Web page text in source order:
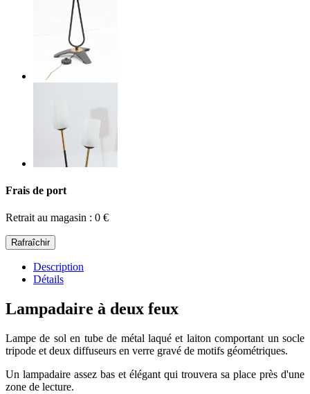
Frais de port
Retrait au magasin : 0 €
Description
Détails
Lampadaire à deux feux
Lampe de sol en tube de métal laqué et laiton comportant un socle
tripode et deux diffuseurs en verre gravé de motifs géométriques.
Un lampadaire assez bas et élégant qui trouvera sa place près d'une
zone de lecture.